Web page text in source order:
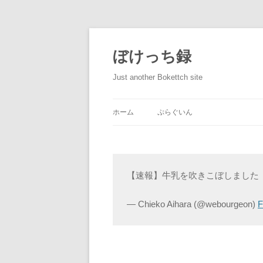
ぼけっち録
Just another Bokettch site
ホーム ぷらぐいん
【速報】牛乳を吹きこぼしました
— Chieko Aihara (@webourgeon)